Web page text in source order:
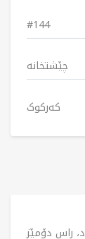
#144
چێشتخانە
کەرکوک
ڕاس دۆمێز